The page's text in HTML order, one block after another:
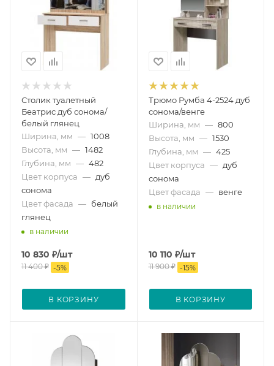
Столик туалетный
Беатрис дуб сонома/
белый глянец
Ширина, мм — 1008
Высота, мм — 1482
Глубина, мм — 482
Цвет корпуса — дуб
сонома
Цвет фасада — белый
глянец
в наличии
10 830 ₽/шт
11 400₽ -5%
В КОРЗИНУ
Трюмо Румба 4-2524 дуб
сонома/венге
Ширина, мм — 800
Высота, мм — 1530
Глубина, мм — 425
Цвет корпуса — дуб
сонома
Цвет фасада — венге
в наличии
10 110 ₽/шт
11 900₽ -15%
В КОРЗИНУ